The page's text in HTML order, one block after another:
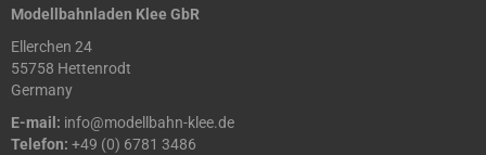
Modellbahnladen Klee GbR
Ellerchen 24
55758 Hettenrodt
Germany
E-mail: info@modellbahn-klee.de
Telefon: +49 (0) 6781 3486